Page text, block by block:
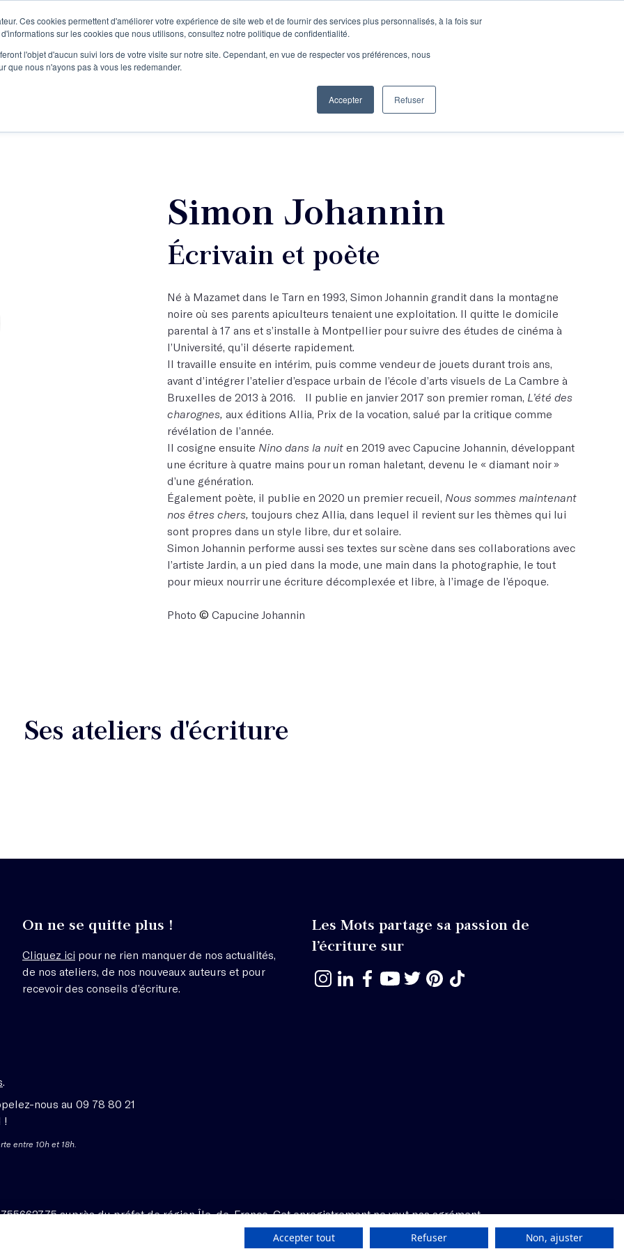
Ces cookies permettent d'améliorer votre expérience de site web et de fournir des services plus personnalisés, à la fois sur
sur les cookies que nous utilisons, consultez notre politique de confidentialité.
l'objet d'aucun suivi lors de votre visite sur notre site. Cependant, en vue de respecter vos préférences, nous
que nous n'ayons pas à vous les redemander.
Accepter Refuser
podcast L'infolettre Se connecter Je découvre les ateliers
Entreprises
Simon Johannin
Écrivain et poète
Né à Mazamet dans le Tarn en 1993, Simon Johannin grandit dans la montagne
noire où ses parents apiculteurs tenaient une exploitation. Il quitte le domicile
parental à 17 ans et s’installe à Montpellier pour suivre des études de cinéma à
l’Université, qu’il déserte rapidement.
Il travaille ensuite en intérim, puis comme vendeur de jouets durant trois ans,
avant d’intégrer l’atelier d’espace urbain de l’école d’arts visuels de La Cambre à
Bruxelles de 2013 à 2016. Il publie en janvier 2017 son premier roman, L’été des
charognes, aux éditions Allia, Prix de la vocation, salué par la critique comme
révélation de l’année.
Il cosigne ensuite Nino dans la nuit en 2019 avec Capucine Johannin, développant
une écriture à quatre mains pour un roman haletant, devenu le « diamant noir »
d’une génération.
Également poète, il publie en 2020 un premier recueil, Nous sommes maintenant
nos êtres chers, toujours chez Allia, dans lequel il revient sur les thèmes qui lui
sont propres dans un style libre, dur et solaire.
Simon Johannin performe aussi ses textes sur scène dans ses collaborations avec
l’artiste Jardin, a un pied dans la mode, une main dans la photographie, le tout
pour mieux nourrir une écriture décomplexée et libre, à l’image de l’époque.
Photo © Capucine Johannin
Ses ateliers d'écriture
On ne se quitte plus !
Cliquez ici pour ne rien manquer de nos actualités,
de nos ateliers, de nos nouveaux auteurs et pour
recevoir des conseils d’écriture.
Les Mots partage sa passion de
l’écriture sur
.
nous au 09 78 80 21
!
entre 10h et 18h.
auprès du préfet de région Île-de-France. Cet enregistrement ne vaut pas agrément.
Accepter tout Refuser Non, ajuster